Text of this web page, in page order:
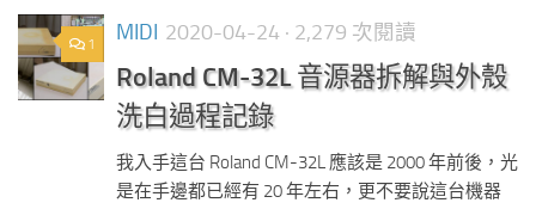
1 MIDI 2020-04-24 · 2,279 次閱讀
Roland CM-32L 音源器拆解與外殼
洗白過程記錄
我入手這台 Roland CM-32L 應該是 2000 年前後，光
是在手邊都已經有 20 年左右，更不要說這台機器